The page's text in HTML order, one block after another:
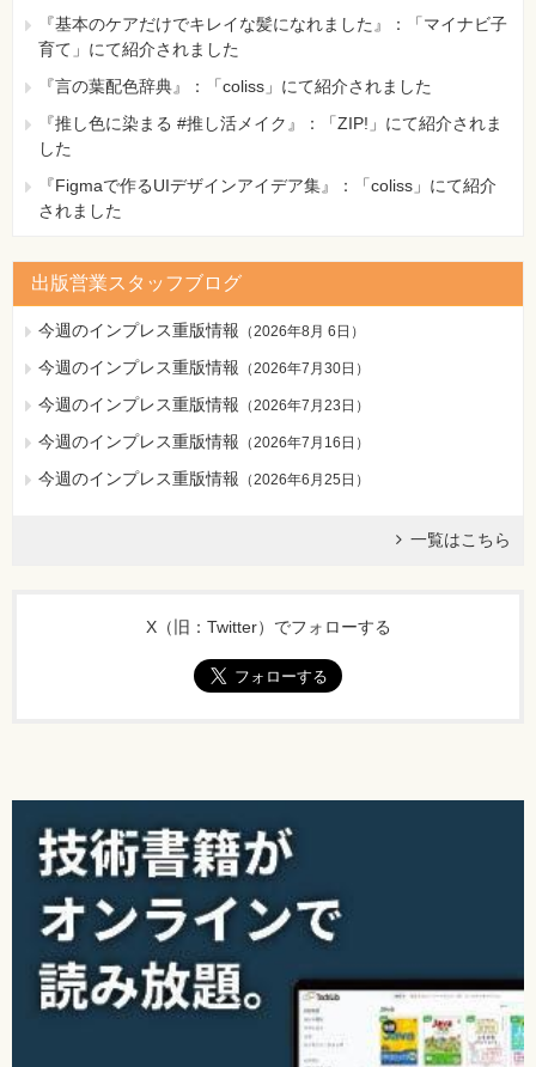
[誤]
▼上の仕訳表
(借)（現 金）10,000
▼下の仕訳表1行目
(借)（現 金）10,000
▼上の仕訳表
(貸)（現 金）10,000
▼下の仕訳表1行目
【 第2刷にて修正 】
223ページ 7.解説文の1行目の計算式
￥48,000×2＝￥96,000
[正]
224ページ ページ中程、2個所の仕訳（グレーの背景）の右
(借)（受取商品券）5,000
226ページ ページ下方、section7の例題05の解答、貸方の金
額上から2行目
[誤]
120,000
[正]
【 第2刷にて修正 】
227ページ ページ中程、仕訳（グレーの背景）の右側
『基本のケアだけでキレイな髪になれました』：「マイナビ子
育て」にて紹介されました
『言の葉配色辞典』：「coliss」にて紹介されました
『推し色に染まる #推し活メイク』：「ZIP!」にて紹介されま
した
『Figmaで作るUIデザインアイデア集』：「coliss」にて紹介
されました
出版営業スタッフブログ
今週のインプレス重版情報 （2026年8月 6日 ）
今週のインプレス重版情報 （2026年7月30日 ）
今週のインプレス重版情報 （2026年7月23日 ）
今週のインプレス重版情報 （2026年7月16日 ）
今週のインプレス重版情報 （2026年6月25日 ）
一覧はこちら
X（旧：Twitter）でフォローする